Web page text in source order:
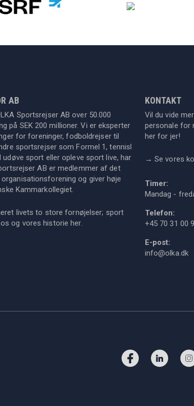
AB
Sportsrejser AB over 50.000
på SEK 200 millioner. Vi er eksperter
for foreninger, fodboldrejser til
sportsrejser som Formel 1, tennisl
sport eller opleve sport live, har
AB er medlemmer af det
og giver høje
Kammarkollegiet.
livets to store fornøjelser; sport
og vores historieher.
KONTAKT
Vil du vide
personale for
her for jer!
→ Se vores
Timer:
Mandag -
Telefon:
+45 70 31 00
E-post:
info@olka.dk
Facebook